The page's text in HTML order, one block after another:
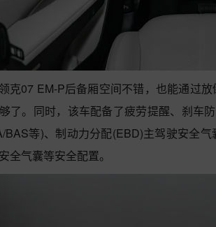
领克07 EM-P后备厢空间不错，也能通过
了。同时，该车配备了疲劳提醒、刹车
BAS等)、制动力分配(EBD)主驾驶安全
全气囊等安全配置。